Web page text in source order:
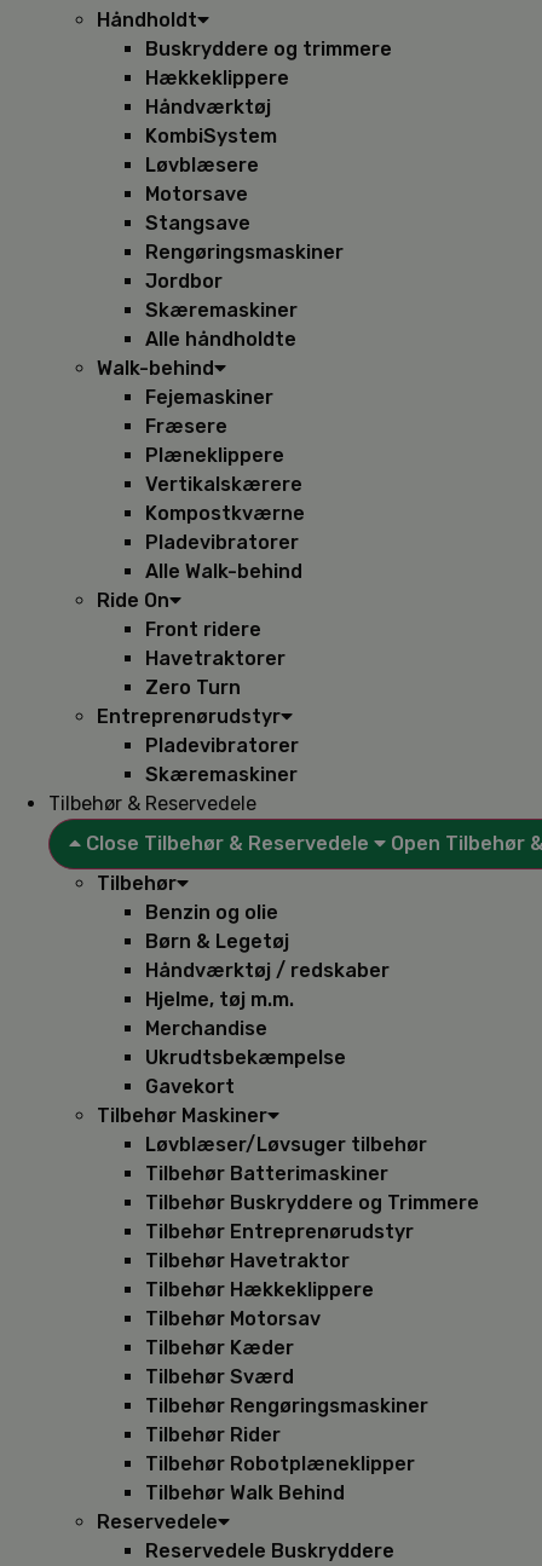
Håndholdt
Buskryddere og trimmere
Hækkeklippere
Håndværktøj
KombiSystem
Løvblæsere
Motorsave
Stangsave
Rengøringsmaskiner
Jordbor
Skæremaskiner
Alle håndholdte
Walk-behind
Fejemaskiner
Fræsere
Plæneklippere
Vertikalskærere
Kompostkværne
Pladevibratorer
Alle Walk-behind
Ride On
Front ridere
Havetraktorer
Zero Turn
Entreprenørudstyr
Pladevibratorer
Skæremaskiner
Tilbehør & Reservedele
Close Tilbehør & Reservedele
Open Tilbehør
Tilbehør
Benzin og olie
Børn & Legetøj
Håndværktøj / redskaber
Hjelme, tøj m.m.
Merchandise
Ukrudtsbekæmpelse
Gavekort
Tilbehør Maskiner
Løvblæser/Løvsuger tilbehør
Tilbehør Batterimaskiner
Tilbehør Buskryddere og Trimmere
Tilbehør Entreprenørudstyr
Tilbehør Havetraktor
Tilbehør Hækkeklippere
Tilbehør Motorsav
Tilbehør Kæder
Tilbehør Sværd
Tilbehør Rengøringsmaskiner
Tilbehør Rider
Tilbehør Robotplæneklipper
Tilbehør Walk Behind
Reservedele
Reservedele Buskryddere